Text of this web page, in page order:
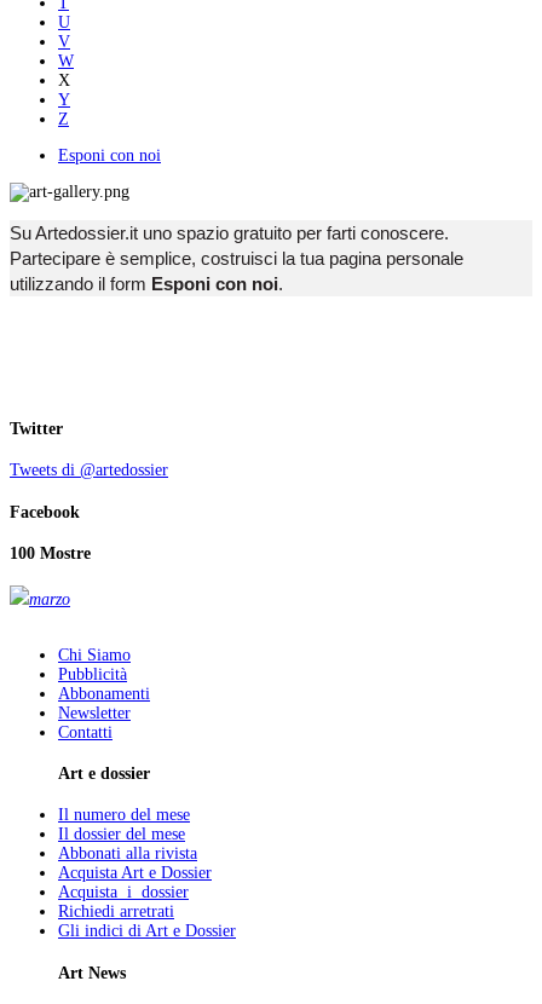
U
V
W
X
Y
Z
Esponi con noi
Su Artedossier.it uno spazio gratuito per farti conoscere.
Partecipare è semplice, costruisci la tua pagina personale
utilizzando il form Esponi con noi.
Twitter
Tweets di @artedossier
Facebook
100 Mostre
marzo
Chi Siamo
Pubblicità
Abbonamenti
Newsletter
Contatti
Art e dossier
Il numero del mese
Il dossier del mese
Abbonati alla rivista
Acquista Art e Dossier
Acquista i dossier
Richiedi arretrati
Gli indici di Art e Dossier
Art News